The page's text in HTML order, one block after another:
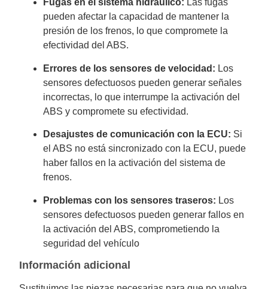
Fugas en el sistema hidráulico: Las fugas
pueden afectar la capacidad de mantener la
presión de los frenos, lo que compromete la
efectividad del ABS.
Errores de los sensores de velocidad: Los
sensores defectuosos pueden generar señales
incorrectas, lo que interrumpe la activación del
ABS y compromete su efectividad.
Desajustes de comunicación con la ECU: Si
el ABS no está sincronizado con la ECU, puede
haber fallos en la activación del sistema de
frenos.
Problemas con los sensores traseros: Los
sensores defectuosos pueden generar fallos en
la activación del ABS, comprometiendo la
seguridad del vehículo
Información adicional